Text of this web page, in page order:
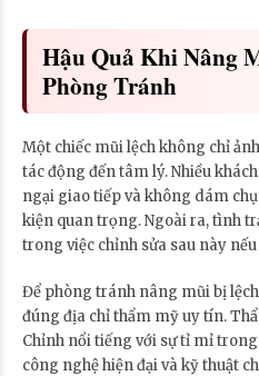
Hậu Quả Khi Nâng
Phòng Tránh
Một chiếc mũi lệch không chỉ
tác động đến tâm lý. Nhiều
ngại giao tiếp và không dám
kiện quan trọng. Ngoài ra, tình
trong việc chỉnh sửa sau này
Để phòng tránh nâng mũi bị
đúng địa chỉ thẩm mỹ uy tín.
Chỉnh nổi tiếng với sự tỉ mỉ
công nghệ hiện đại và kỹ thuật